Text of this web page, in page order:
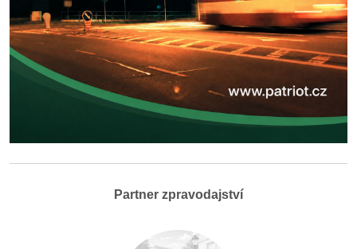
Partner zpravodajství